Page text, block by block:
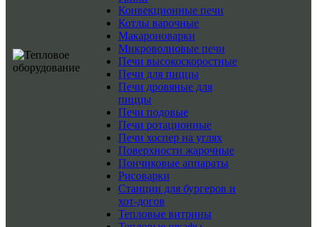
Конвекционные печи
Котлы варочные
Макароноварки
Микроволновые печи
Печи высокоскоростные
Печи для пиццы
Печи дровяные для
пиццы
Печи подовые
Печи ротационные
Печи хоспер на углях
Поверхности жарочные
Пончиковые аппараты
Рисоварки
Станции для бургеров и
хот-догов
Тепловые витрины